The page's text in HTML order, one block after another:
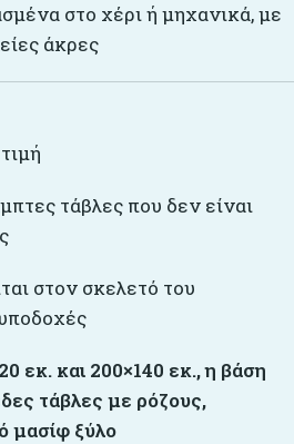
στο χέρι ή μηχανικά, με
άκρες
τάβλες που δεν είναι
στον σκελετό του
εκ. και 200×140 εκ., η βάση
τάβλες με ρόζους,
μασίφ ξύλο